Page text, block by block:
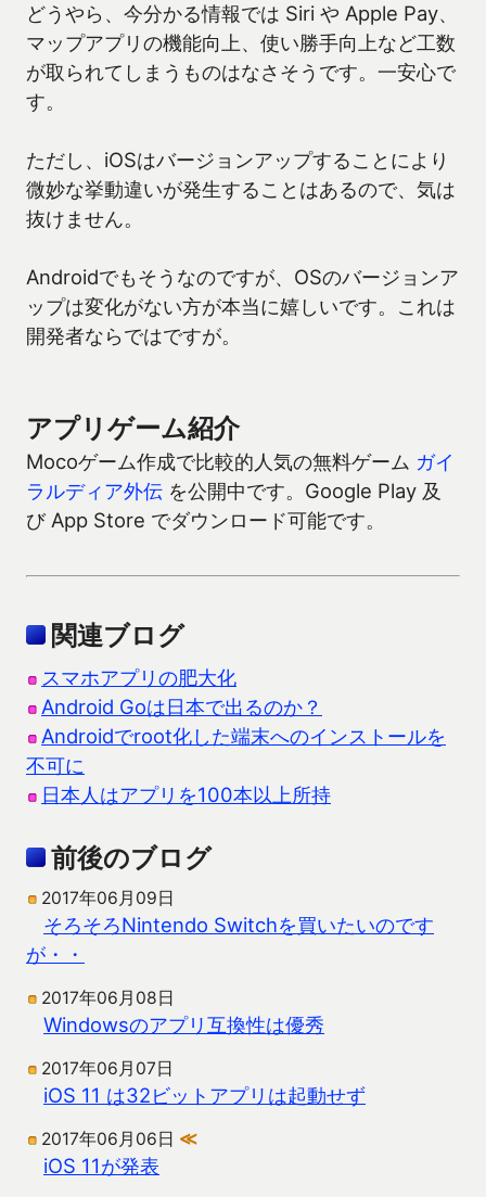
どうやら、今分かる情報では Siri や Apple Pay、
マップアプリの機能向上、使い勝手向上など工数
が取られてしまうものはなさそうです。一安心で
す。
ただし、iOSはバージョンアップすることにより
微妙な挙動違いが発生することはあるので、気は
抜けません。
Androidでもそうなのですが、OSのバージョンア
ップは変化がない方が本当に嬉しいです。これは
開発者ならではですが。
アプリゲーム紹介
Mocoゲーム作成で比較的人気の無料ゲーム ガイ
ラルディア外伝 を公開中です。Google Play 及
び App Store でダウンロード可能です。
関連ブログ
スマホアプリの肥大化
Android Goは日本で出るのか？
Androidでroot化した端末へのインストールを
不可に
日本人はアプリを100本以上所持
前後のブログ
2017年06月09日
そろそろNintendo Switchを買いたいのです
が・・
2017年06月08日
Windowsのアプリ互換性は優秀
2017年06月07日
iOS 11 は32ビットアプリは起動せず
2017年06月06日 ≪
iOS 11が発表